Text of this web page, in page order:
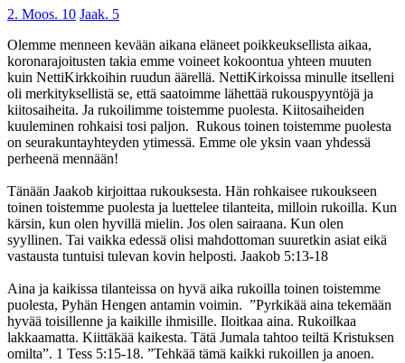
2. Moos. 10 Jaak. 5
Olemme menneen kevään aikana eläneet poikkeuksellista aikaa,
koronarajoitusten takia emme voineet kokoontua yhteen muuten
kuin NettiKirkkoihin ruudun äärellä. NettiKirkoissa minulle itselleni
oli merkityksellistä se, että saatoimme lähettää rukouspyyntöjä ja
kiitosaiheita. Ja rukoilimme toistemme puolesta. Kiitosaiheiden
kuuleminen rohkaisi tosi paljon. Rukous toinen toistemme puolesta
on seurakuntayhteyden ytimessä. Emme ole yksin vaan yhdessä
perheenä mennään!
Tänään Jaakob kirjoittaa rukouksesta. Hän rohkaisee rukoukseen
toinen toistemme puolesta ja luettelee tilanteita, milloin rukoilla. Kun
kärsin, kun olen hyvillä mielin. Jos olen sairaana. Kun olen
syyllinen. Tai vaikka edessä olisi mahdottoman suuretkin asiat eikä
vastausta tuntuisi tulevan kovin helposti. Jaakob 5:13-18
Aina ja kaikissa tilanteissa on hyvä aika rukoilla toinen toistemme
puolesta, Pyhän Hengen antamin voimin. ”Pyrkikää aina tekemään
hyvää toisillenne ja kaikille ihmisille. Iloitkaa aina. Rukoilkaa
lakkaamatta. Kiittäkää kaikesta. Tätä Jumala tahtoo teiltä Kristuksen
omilta”. 1 Tess 5:15-18. ”Tehkää tämä kaikki rukoillen ja anoen.